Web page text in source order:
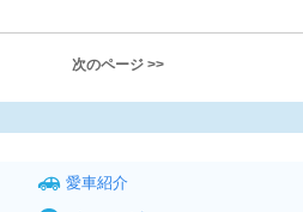
次のページ >>
愛車紹介